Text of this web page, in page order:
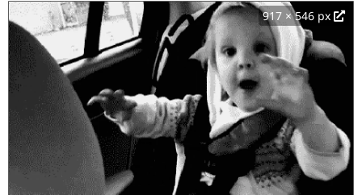
917 × 546 px